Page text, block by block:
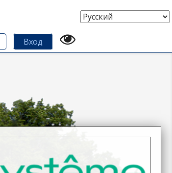
Выберите
Вход